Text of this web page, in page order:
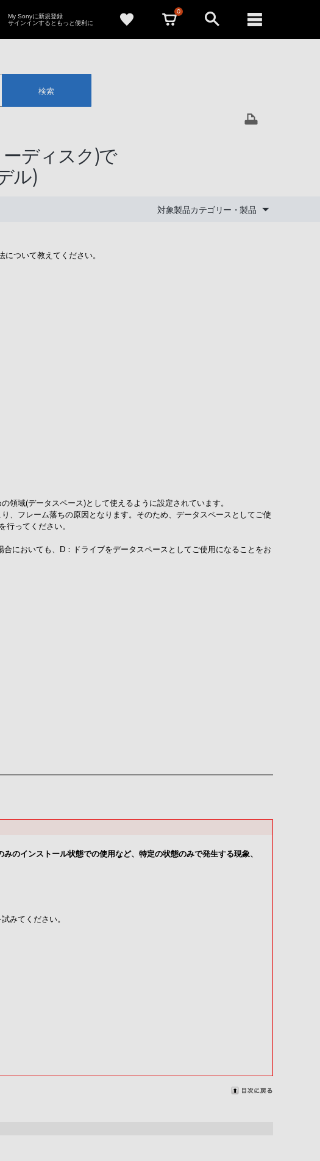
My Sonyに新規登録
サインインするともっと便利に
0
検索
ディスク)で
ル)
対象製品カテゴリー・製品
ついて教えてください。
領域(データスペース)として使えるように設定されています。
、フレーム落ちの原因となります。そのため、データスペースとしてご使
行ってください。
においても、D：ドライブをデータスペースとしてご使用になることをお
のインストール状態での使用など、特定の状態のみで発生する現象、
みてください。